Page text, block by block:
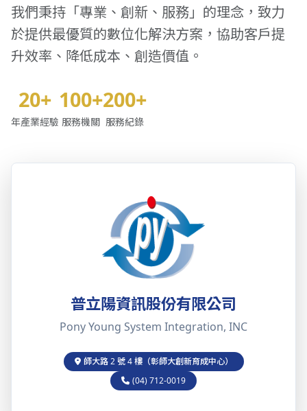
我們秉持「專業、創新、服務」的理念，致力
於提供最優質的數位化解決方案，協助客戶提
升效率、降低成本、創造價值。
20+
年產業經驗
100+
服務機關
200+
服務紀錄
普立陽資訊股份有限公司
Pony Young System Integration, INC
師大路 2 號 4 樓（彰師大創新育成中心）
(04) 712-0019